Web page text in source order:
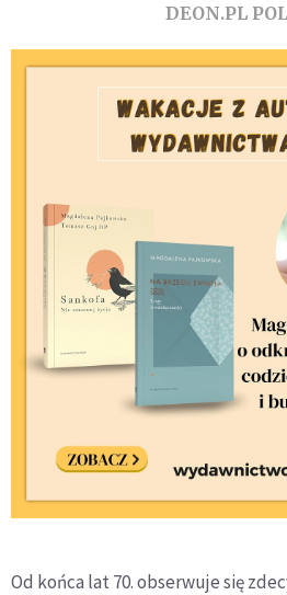
DEON.PL
Od końca lat 70. obserwuje się